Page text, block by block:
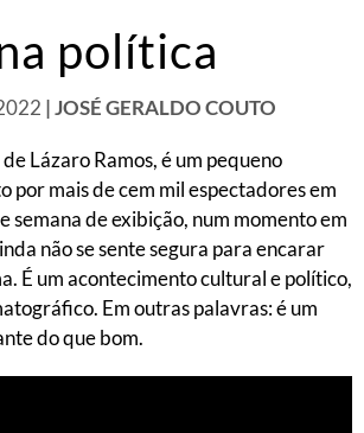
política
| JOSÉ GERALDO COUTO
de Lázaro Ramos, é um pequeno
por mais de cem mil espectadores em
semana de exibição, num momento em
não se sente segura para encarar
É um acontecimento cultural e político,
Em outras palavras: é um
do que bom.